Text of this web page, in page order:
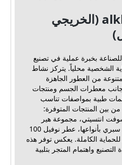
نبذة عن alkhuraiji (الخريجي
بخبرة عملية في تصنيع
الشخصية محلياً. يتركز نشاط
من العطور الجاهزة
معطرات الجسم ومنتجات
طبية بمواصفات تناسب
بين المنتجات المتوفرة:
انتسيتي، مجموعة هير
سنسيشن، ميكاايلا أول اوفر سبري بأنواعها، عطر نوفيل 100
الكاملة. يعكس توفر هذه
واهتمام المتجر بتلبية